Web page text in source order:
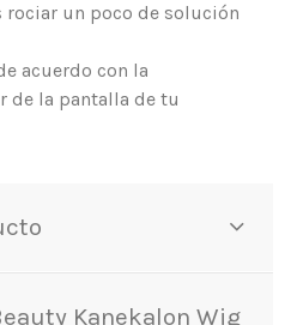
un poco de solución
acuerdo con la
de la pantalla de tu
Kanekalon Wig